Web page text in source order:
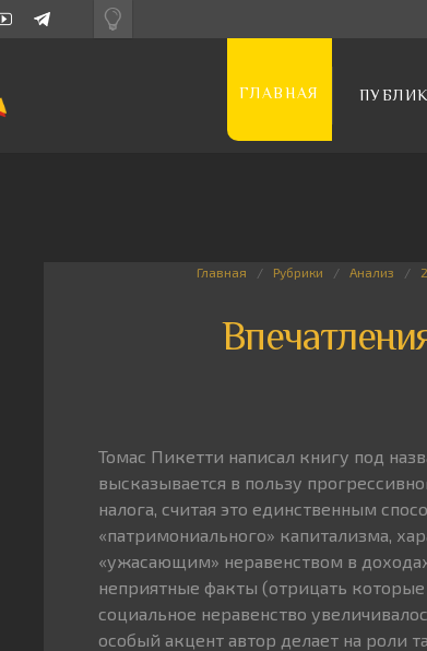
ГЛАВНАЯ
Главная Рубрики Анализ
Томас Пикетти написал книгу под
высказывается в пользу
налога, считая это единственным
«патримониального» капитализма,
«ужасающим» неравенством в
неприятные факты (отрицать
социальное неравенство
особый акцент автор делает на роли